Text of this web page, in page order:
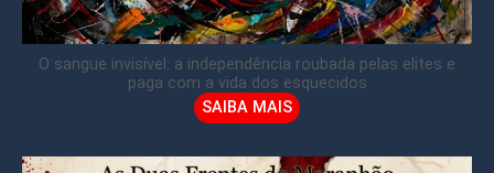
O sangue invisível: a independência roubada pelas elites e
paga com a vida dos esquecidos
SAIBA MAIS